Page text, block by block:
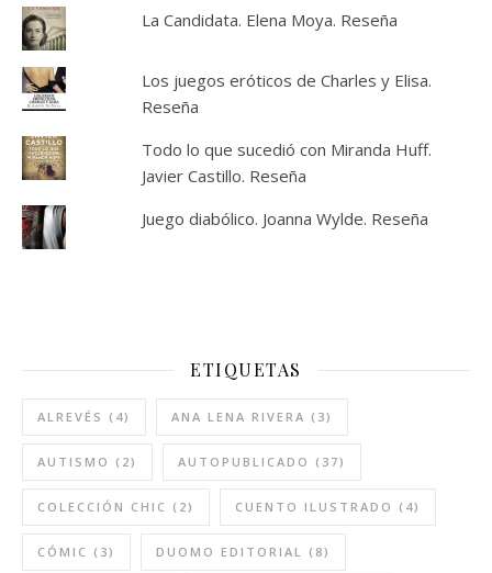
La Candidata. Elena Moya. Reseña
Los juegos eróticos de Charles y Elisa.
Reseña
Todo lo que sucedió con Miranda Huff.
Javier Castillo. Reseña
Juego diabólico. Joanna Wylde. Reseña
ETIQUETAS
ALREVÉS (4) ANA LENA RIVERA (3)
AUTISMO (2) AUTOPUBLICADO (37)
COLECCIÓN CHIC (2) CUENTO ILUSTRADO (4)
CÓMIC (3) DUOMO EDITORIAL (8)